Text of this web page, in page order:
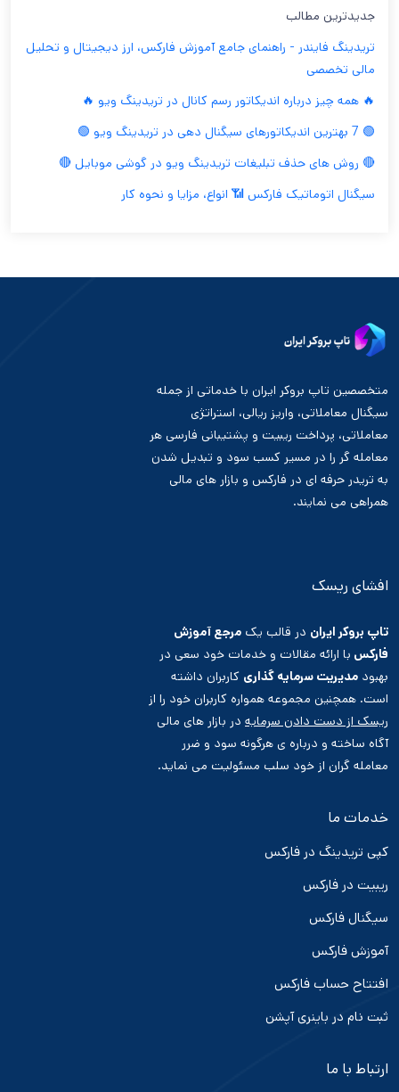
جدیدترین مطالب
تریدینگ فایندر - راهنمای جامع آموزش فارکس، ارز دیجیتال و تحلیل
مالی تخصصی
🔥 همه چیز درباره اندیکاتور رسم کانال در تریدینگ ویو 🔥
🟢 7 بهترین اندیکاتورهای سیگنال دهی در تریدینگ ویو 🟢
🔴 روش های حذف تبلیغات تریدینگ ویو در گوشی موبایل 🔴
سیگنال اتوماتیک فارکس 📶 انواع، مزایا و نحوه کار
متخصصین تاپ بروکر ایران با خدماتی از جمله
سیگنال معاملاتی، واریز ریالی، استراتژی
معاملاتی، پرداخت ریبیت و پشتیبانی فارسی هر
معامله گر را در مسیر کسب سود و تبدیل شدن
به تریدر حرفه ای در فارکس و بازار های مالی
همراهی می نمایند.
افشای ریسک
تاپ بروکر ایران در قالب یک مرجع آموزش
فارکس با ارائه مقالات و خدمات خود سعی در
بهبود مدیریت سرمایه گذاری کاربران داشته
است. همچنین مجموعه همواره کاربران خود را از
ریسک از دست دادن سرمایه در بازار های مالی
آگاه ساخته و درباره ی هرگونه سود و ضرر
معامله گران از خود سلب مسئولیت می نماید.
خدمات ما
کپی تریدینگ در فارکس
ریبیت در فارکس
سیگنال فارکس
آموزش فارکس
افتتاح حساب فارکس
ثبت نام در باینری آپشن
ارتباط با ما